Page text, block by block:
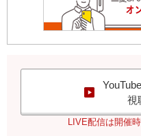
視
LIVE配信は開催